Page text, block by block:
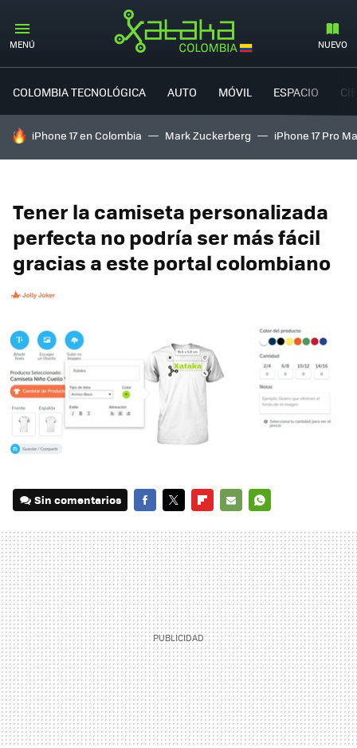
MENÚ NUEVO
COLOMBIA TECNOLÓGICA AUTO MÓVIL ESPACIO
HOY SE HABLA DE
iPhone 17 en Colombia Mark Zuckerberg iPhone 17 Pro
Tener la camiseta personalizada
perfecta no podría ser más fácil
gracias a este portal colombiano
Sin comentarios
MAIL